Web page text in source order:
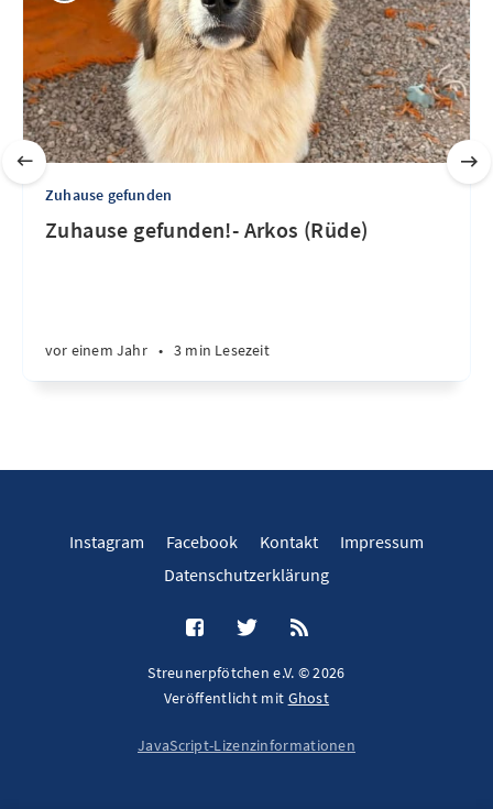
Zuhause gefunden
Zuhause gefunden!- Arkos (Rüde)
vor einem Jahr • 3 min Lesezeit
Instagram Facebook Kontakt
Impressum
Datenschutzerklärung
Streunerpfötchen e.V. © 2026
Veröffentlicht mit Ghost
JavaScript-Lizenzinformationen